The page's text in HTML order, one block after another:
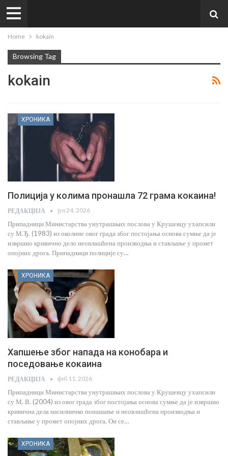
Home kokain
Browsing Tag
kokain
ХРОНИКА
Полиција у колима пронашла 72 грама кокаина!
РЕДАКЦИЈА јун 24, 2026
Припадници Министарства унутрашњих послова у Крушевцу ухапсили
су М.Ђ. (1983) из околине овог града због постојања основа сумње да је
извршио кривично дело неовлашћена производња и стављање у промет
опојних дрога. Припадници полиције су…
ХРОНИКА
Хапшење због напада на конобара и
поседовање кокаина
РЕДАКЦИЈА феб 11, 2026
Припадници Министарства унутрашњих послова у Крушевцу ухапсили
су М. В. (2004) из овог града због постојања основа сумње да је извршио
кривична дела насилничко понашање и неовлашћена производња и
стављање у промет опојних дрога. Он се…
ХРОНИКА